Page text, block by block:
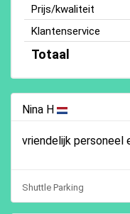
Prijs/kwaliteit
Klantenservice
Totaal
Nina H
vriendelijk personeel
Shuttle Parking